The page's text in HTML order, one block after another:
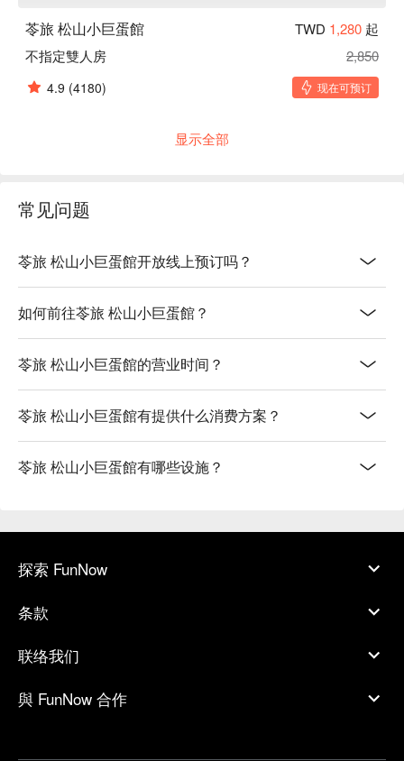
苓旅 松山小巨蛋館 TWD 1,280 起
不指定雙人房
2,850
4.9 (4180) 现在可预订
显示全部
常见问题
苓旅 松山小巨蛋館开放线上预订吗？
如何前往苓旅 松山小巨蛋館？
苓旅 松山小巨蛋館的营业时间？
苓旅 松山小巨蛋館有提供什么消费方案？
苓旅 松山小巨蛋館有哪些设施？
探索 FunNow
条款
联络我们
與 FunNow 合作